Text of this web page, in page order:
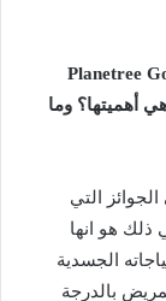
Planetree
أهميتها؟ وما
الجوائز
التي
ذلك هو
انها
الجسدية
بالدرجة